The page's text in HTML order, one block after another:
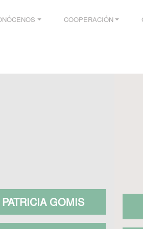
COOPERACIÓN
PATRICIA GOMIS